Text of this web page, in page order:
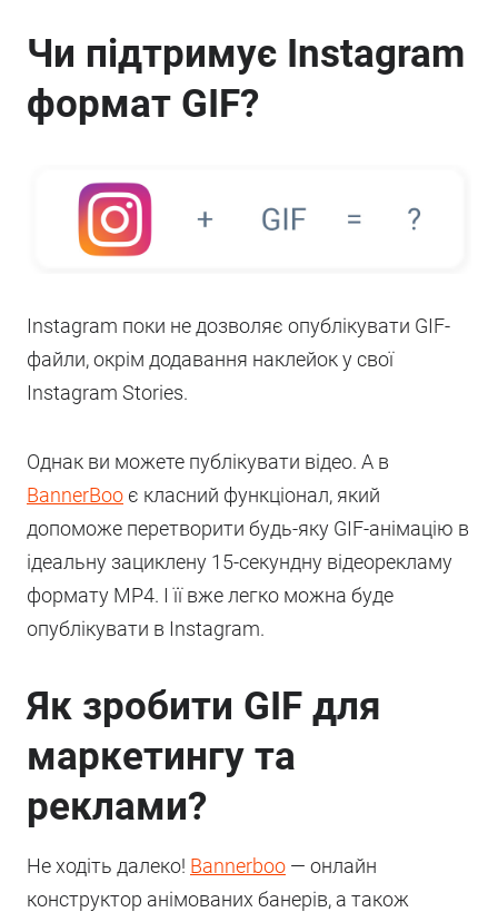
Чи підтримує Instagram
формат GIF?
Instagram поки не дозволяє опублікувати GIF-
файли, окрім додавання наклейок у свої
Instagram Stories.
Однак ви можете публікувати відео. А в
BannerBoo є класний функціонал, який
допоможе перетворити будь-яку GIF-анімацію в
ідеальну зациклену 15-секундну відеорекламу
формату MP4. І її вже легко можна буде
опублікувати в Instagram.
Як зробити GIF для
маркетингу та
реклами?
Не ходіть далеко! Bannerboo — онлайн
конструктор анімованих банерів, а також